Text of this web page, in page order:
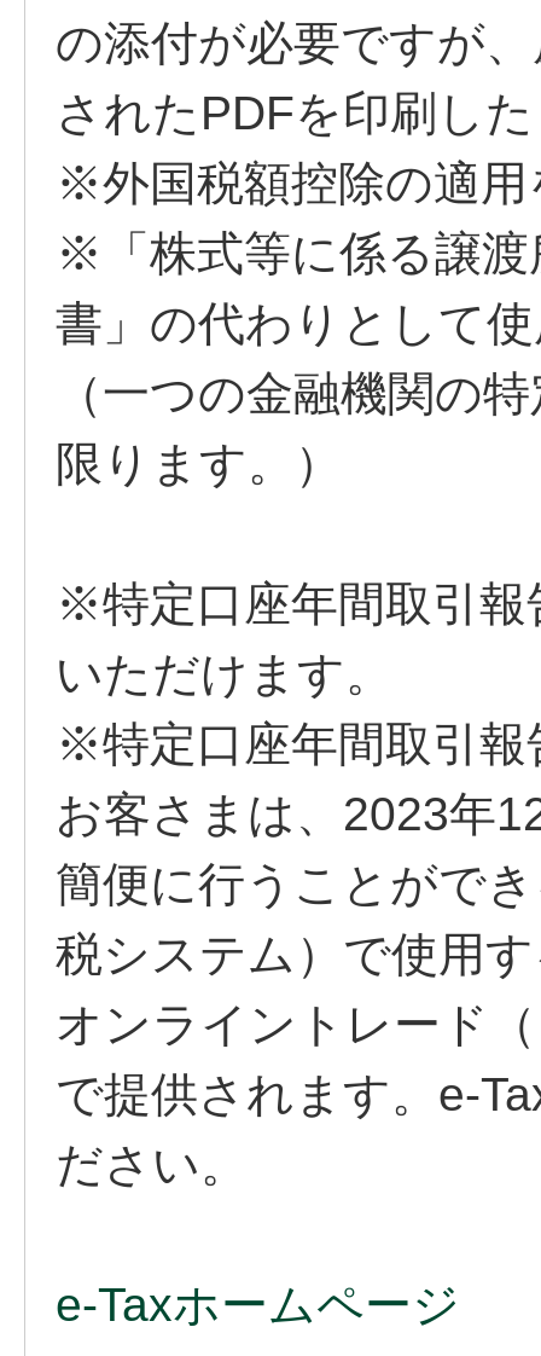
の添付が必要ですが
されたPDFを印刷し
※外国税額控除の適用
※「株式等に係る譲
書」の代わりとして
（一つの金融機関の
限ります。）
※特定口座年間取引
いただけます。
※特定口座年間取引
お客さまは、2023年
簡便に行うことがで
税システム）で使用
オンライントレード
で提供されます。e-
ださい。
e-Taxホームページ